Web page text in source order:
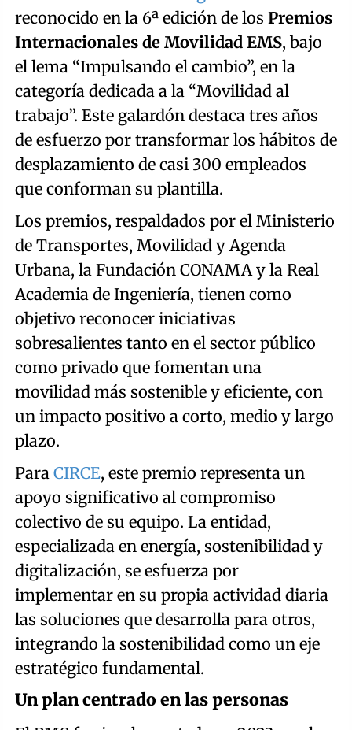
reconocido en la 6ª edición de los Premios
Internacionales de Movilidad EMS, bajo
el lema “Impulsando el cambio”, en la
categoría dedicada a la “Movilidad al
trabajo”. Este galardón destaca tres años
de esfuerzo por transformar los hábitos de
desplazamiento de casi 300 empleados
que conforman su plantilla.
Los premios, respaldados por el Ministerio
de Transportes, Movilidad y Agenda
Urbana, la Fundación CONAMA y la Real
Academia de Ingeniería, tienen como
objetivo reconocer iniciativas
sobresalientes tanto en el sector público
como privado que fomentan una
movilidad más sostenible y eficiente, con
un impacto positivo a corto, medio y largo
plazo.
Para CIRCE, este premio representa un
apoyo significativo al compromiso
colectivo de su equipo. La entidad,
especializada en energía, sostenibilidad y
digitalización, se esfuerza por
implementar en su propia actividad diaria
las soluciones que desarrolla para otros,
integrando la sostenibilidad como un eje
estratégico fundamental.
Un plan centrado en las personas